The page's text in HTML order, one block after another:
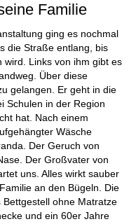
Familie
ging es nochmal
die Straße entlang, bis
wird. Links von ihm gibt es
Über diese
gelangen. Er geht in die
Schulen in der Region
hat. Nach einem
Wäsche
Der Geruch von
Der Großvater von
uns. Alles wirkt sauber
an den Bügeln. Die
ohne Matratze
und ein 60er Jahre